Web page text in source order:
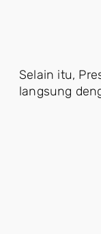
Selain itu,
langsung